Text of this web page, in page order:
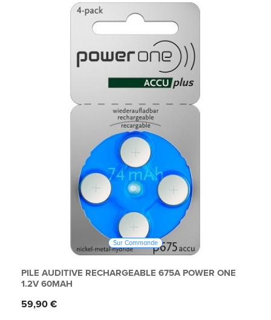
Sur Commande
PILE AUDITIVE RECHARGEABLE 675A POWER ONE
1.2V 60MAH
Prix
59,90 €